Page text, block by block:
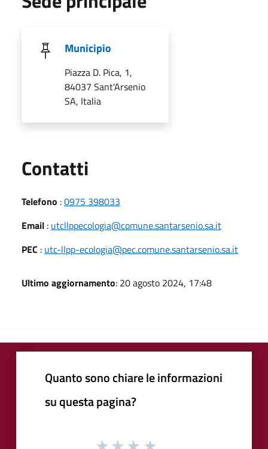
Municipio
Piazza D. Pica, 1,
84037 Sant'Arsenio
SA, Italia
Contatti
Telefono :0975 398033
Email : utcllppecologia@comune.santarsenio.sa.it
PEC : utc-llpp-ecologia@pec.comune.santarsenio.sa.it
Ultimo aggiornamento: 20 agosto 2024, 17:48
Quanto sono chiare le informazioni
su questa pagina?